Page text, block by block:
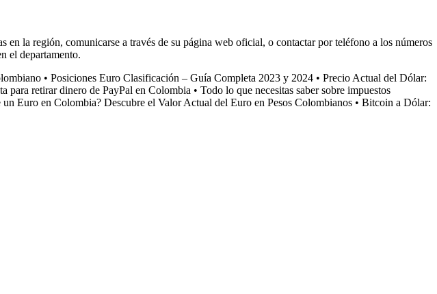
en la región, comunicarse a través de su página web oficial, o contactar por teléfono a los números
el departamento.
• Posiciones Euro Clasificación – Guía Completa 2023 y 2024 • Precio Actual del Dólar:
para retirar dinero de PayPal en Colombia • Todo lo que necesitas saber sobre impuestos
un Euro en Colombia? Descubre el Valor Actual del Euro en Pesos Colombianos • Bitcoin a Dólar: